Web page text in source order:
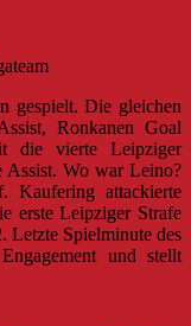
gespielt. Die gleichen
Ronkanen Goal
die vierte Leipziger
Assist. Wo war Leino?
Kaufering attackierte
erste Leipziger Strafe
Letzte Spielminute des
und stellt